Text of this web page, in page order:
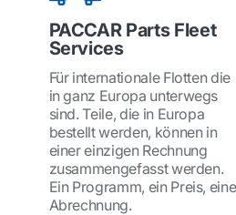
PACCAR Parts Fleet
Services
Für internationale Flotten die
in ganz Europa unterwegs
sind. Teile, die in Europa
bestellt werden, können in
einer einzigen Rechnung
zusammengefasst werden.
Ein Programm, ein Preis, eine
Abrechnung.